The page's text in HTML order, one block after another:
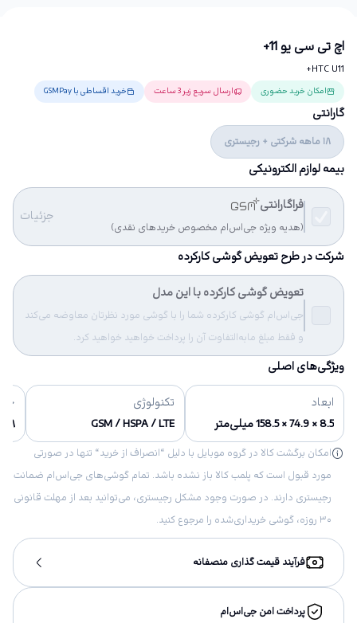
اچ تی سی یو 11+
HTC U11+
امکان خرید حضوری ارسال سریع زیر 3 ساعت خرید اقساطی با GSMPay
گارانتی
18 ماهه شرکتی + رجیستری
بیمه لوازم الکترونیکی
فراگارانتی
(هدیه ویژه جی‌اس‌ام مخصوص خریدهای نقدی)
جزئیات
شرکت در طرح تعویض گوشی کارکرده
تعویض گوشی کارکرده با این مدل
جی‌اس‌ام گوشی کارکرده شما را با گوشی مورد نظرتان معاوضه می‌کند
و فقط مبلغ مابه‌التفاوت آن را پرداخت خواهید خواهید کرد.
ویژگی‌های اصلی
ابعاد
8.5 × 74.9 × 158.5 میلی‌متر
تکنولوژی
GSM / HSPA / LTE
۶۴/
امکان برگشت کالا در گروه موبایل با دلیل “انصراف از خرید“ تنها در صورتی
مورد قبول است که پلمب کالا باز نشده باشد. تمام گوشی‌های جی‌اس‌ام ضمانت
رجیستری دارند. در صورت وجود مشکل رجیستری، می‌توانید بعد از مهلت قانونی
۳۰ روزه، گوشی خریداری‌شده را مرجوع کنید.
فرآیند قیمت گذاری منصفانه
پرداخت امن جی‌اس‌ام